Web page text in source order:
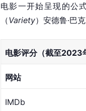
电影一开始呈现的公
（Variety）安德鲁·巴
电影评分（截至2023
网站
IMDb